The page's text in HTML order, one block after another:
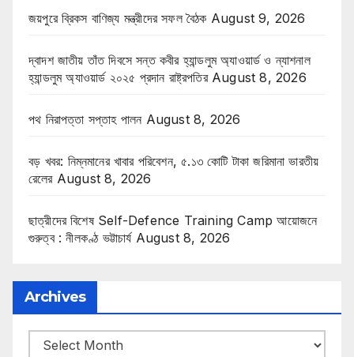
জয়পুরে ব্রিকস বাণিজ্য মন্ত্রীদের সফল বৈঠক August 9, 2026
দ্বাদশ জাতীয় তাঁত দিবসে সন্ত কবীর হ্যান্ডলুম অ্যাওয়ার্ড ও ন্যাশনাল
হ্যান্ডলুম অ্যাওয়ার্ড ২০২৫ প্রদান রাষ্ট্রপতির August 8, 2026
পথ নিরাপত্তা সপ্তাহ পালন August 8, 2026
বড় খবর: নিম্নমানের খাবার পরিবেশন, ৫.১৩ কোটি টাকা জরিমানা ভারতীয়
রেলের August 8, 2026
ছাত্রীদের বিশেষ Self-Defence Training Camp আয়োজনে
গুরুত্ব : নীলকণ্ঠ ভট্টাচার্য August 8, 2026
Archives
Archives